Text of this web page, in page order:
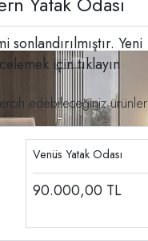
sonlandırılmıştır. Yeni
içintıklayın
edebileceğiniz ürünler
Venüs Yatak Odası
90.000,00 TL